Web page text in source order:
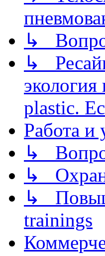
↳
↳
plastic.
Работа и
↳
↳
↳
trainings